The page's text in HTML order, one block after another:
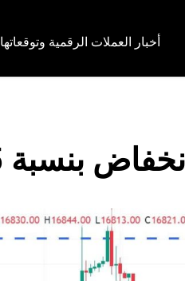
أخبار العملات الرقمية وتوقعاتها
75٪ من أعلى مستوى